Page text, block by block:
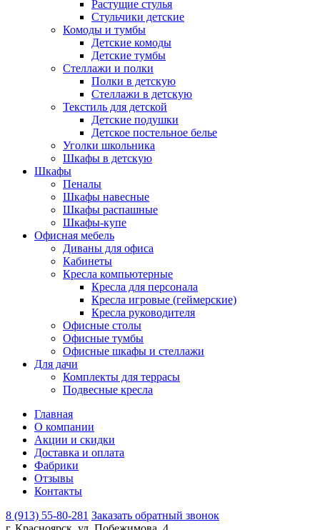
Растущие стулья
Стульчики детские
Комоды и тумбы
Детские комоды
Детские тумбы
Стеллажи и полки
Полки в детскую
Стеллажи в детскую
Текстиль для детской
Детские подушки
Детское постельное белье
Уголки школьника
Шкафы в детскую
Шкафы
Пеналы
Шкафы навесные
Шкафы распашные
Шкафы-купе
Офисная мебель
Диваны для офиса
Кабинеты
Кресла компьютерные
Кресла для персонала
Кресла игровые (геймерские)
Кресла руководителя
Офисные столы
Офисные тумбы
Офисные шкафы и стеллажи
Для дачи
Комплекты для террасы
Подвесные кресла
Главная
О компании
Акции и скидки
Доставка и оплата
Фабрики
Отзывы
Контакты
8 (913) 55-80-281 Заказать обратный звонок